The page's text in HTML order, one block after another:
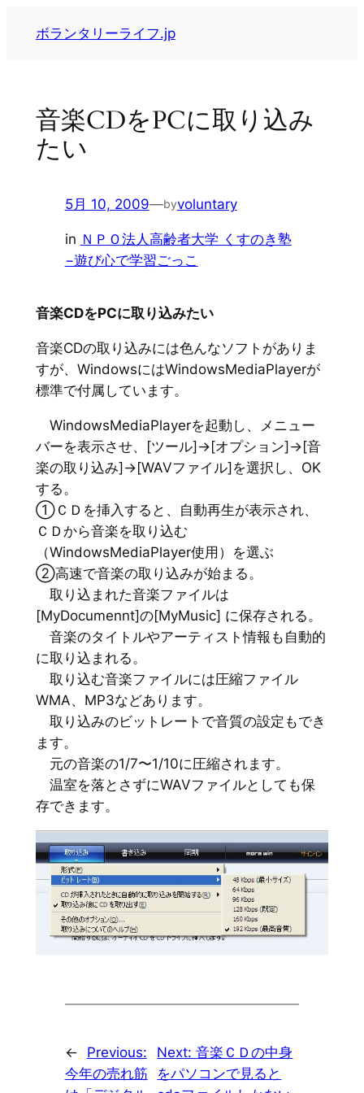
ボランタリーライフ.jp
音楽CDをPCに取り込み
たい
5月 10, 2009—byvoluntary
in ＮＰＯ法人高齢者大学 くすのき塾
−遊び心で学習ごっこ
音楽CDをPCに取り込みたい
音楽CDの取り込みには色んなソフトがありま
すが、WindowsにはWindowsMediaPlayerが
標準で付属しています。
WindowsMediaPlayerを起動し、メニュー
バーを表示させ、[ツール]→[オプション]→[音
楽の取り込み]→[WAVファイル]を選択し、OK
する。
①ＣＤを挿入すると、自動再生が表示され、
ＣＤから音楽を取り込む
（WindowsMediaPlayer使用）を選ぶ
②高速で音楽の取り込みが始まる。
取り込まれた音楽ファイルは
[MyDocumennt]の[MyMusic] に保存される。
音楽のタイトルやアーティスト情報も自動的
に取り込まれる。
取り込む音楽ファイルには圧縮ファイル
WMA、MP3などあります。
取り込みのビットレートで音質の設定もでき
ます。
元の音楽の1/7〜1/10に圧縮されます。
温室を落とさずにWAVファイルとしても保
存できます。
←
Previous:
今年の売れ筋
Next:音楽ＣＤの中身
をパソコンで見ると